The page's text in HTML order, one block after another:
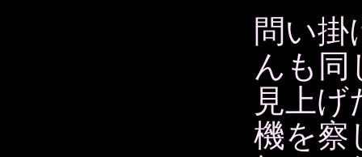
問い掛
んも同
見上げ
機を察